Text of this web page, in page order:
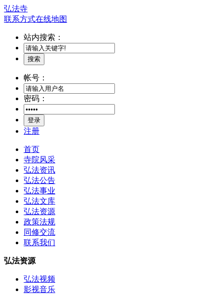
弘法寺
联系方式在线地图
站内搜索：
搜索
帐号：
密码：
登录
注册
首页
寺院风采
弘法资讯
弘法公告
弘法事业
弘法文库
弘法资源
政策法规
同修交流
联系我们
弘法资源
弘法视频
影视音乐